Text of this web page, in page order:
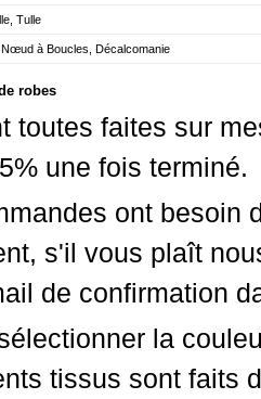
Tulle
à Boucles, Décalcomanie
robes
toutes faites sur
une fois terminé.
ont besoin
s'il vous plaît
de confirmation
la
tissus sont faits